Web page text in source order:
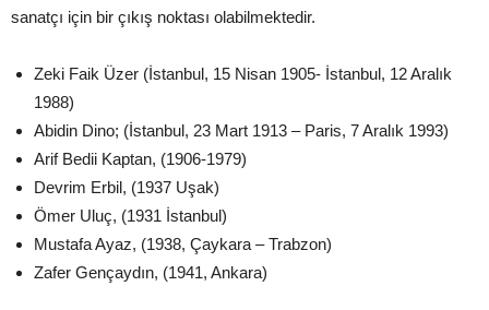
sanatçı için bir çıkış noktası olabilmektedir.
Zeki Faik Üzer (İstanbul, 15 Nisan 1905- İstanbul, 12 Aralık
1988)
Abidin Dino; (İstanbul, 23 Mart 1913 – Paris, 7 Aralık 1993)
Arif Bedii Kaptan, (1906-1979)
Devrim Erbil, (1937 Uşak)
Ömer Uluç, (1931 İstanbul)
Mustafa Ayaz, (1938, Çaykara – Trabzon)
Zafer Gençaydın, (1941, Ankara)